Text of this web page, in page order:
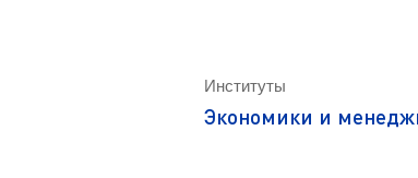
Профком студентов
Расписание занятий
Институты
Экономики и